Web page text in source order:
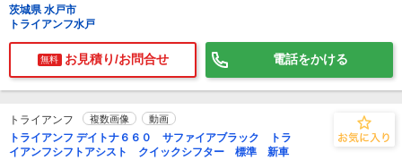
茨城県 水戸市
トライアンフ水戸
無料 お見積り/お問合せ 電話をかける
トライアンフ 複数画像 動画
トライアンフ デイトナ６６０ サファイアブラック トラ
イアンフシフトアシスト クイックシフター 標準 新車